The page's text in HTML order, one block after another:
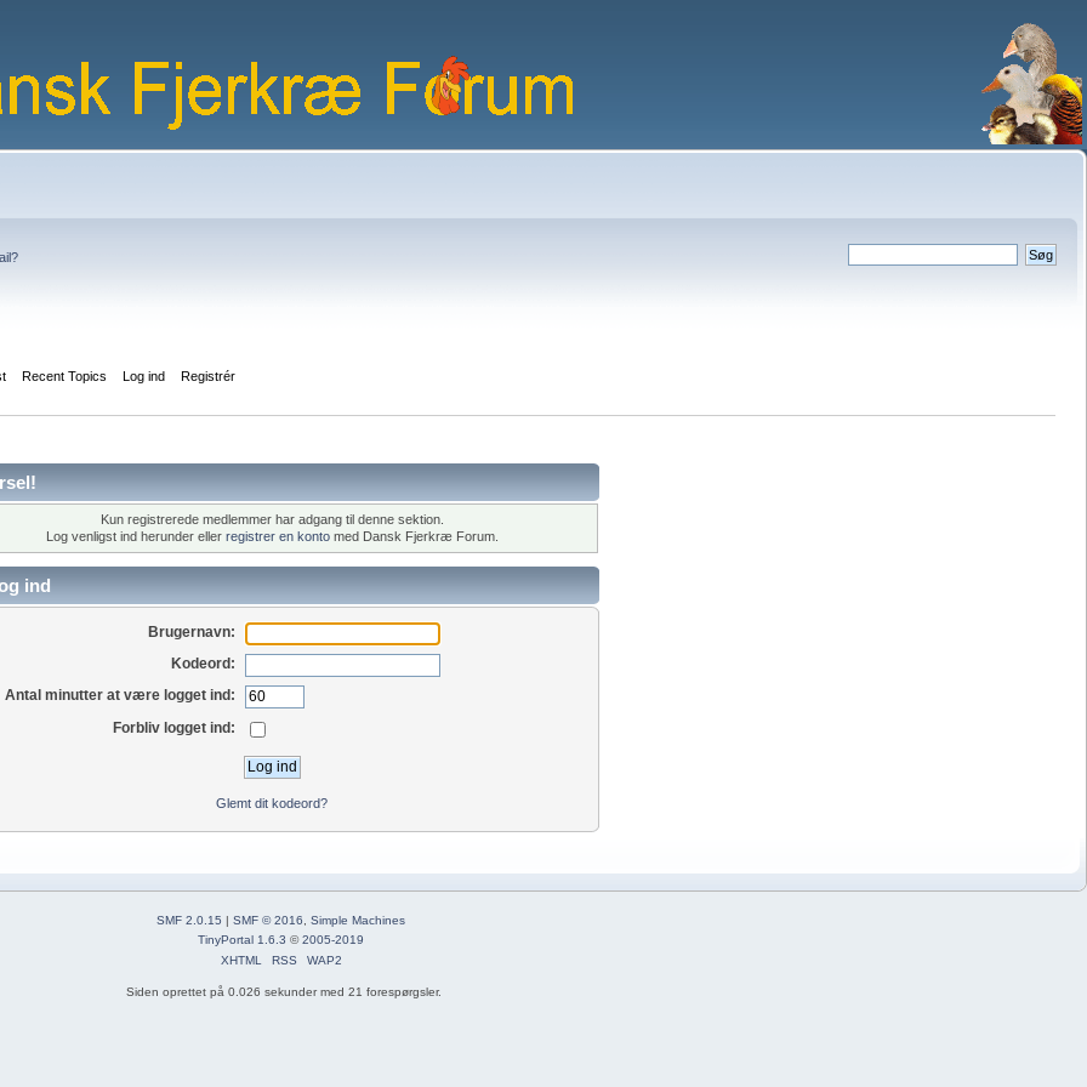
Recent Topics Log ind Registrér
Kun registrerede medlemmer har adgang til denne sektion.
Log venligst ind herunder eller registrer en kontomed Dansk Fjerkræ Forum.
ind
Brugernavn:
Kodeord:
Antal minutter at være logget ind:
Forbliv logget ind:
Glemt dit kodeord?
SMF 2.0.15 | SMF © 2016
Simple Machines
TinyPortal 1.6.3 ©2005-2019
XHTML
RSS WAP2
Siden oprettet på 0.026 sekunder med 21 forespørgsler.